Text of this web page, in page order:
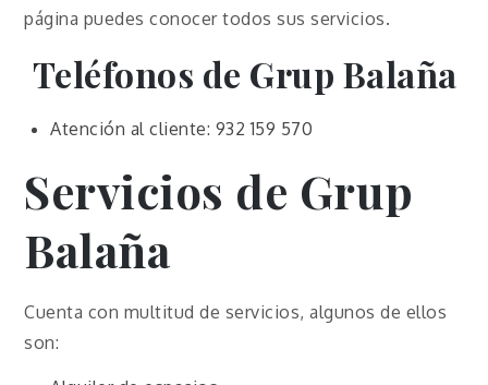
página puedes conocer todos sus servicios.
Teléfonos de Grup Balaña
Atención al cliente: 932 159 570
Servicios de Grup
Balaña
Cuenta con multitud de servicios, algunos de ellos
son: